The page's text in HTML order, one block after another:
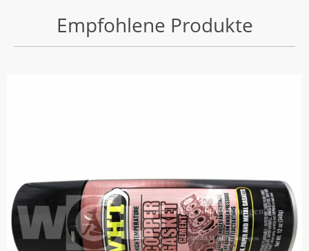
Empfohlene Produkte